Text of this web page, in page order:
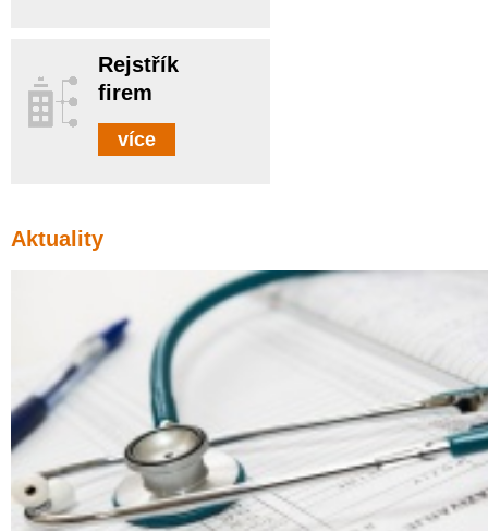
Rejstřík
firem
více
Aktuality